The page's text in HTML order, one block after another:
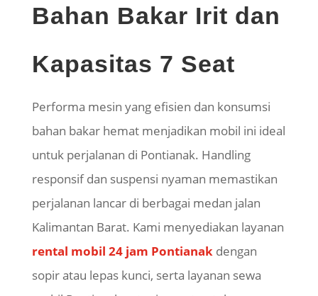
Bahan Bakar Irit dan
Kapasitas 7 Seat
Performa mesin yang efisien dan konsumsi
bahan bakar hemat menjadikan mobil ini ideal
untuk perjalanan di Pontianak. Handling
responsif dan suspensi nyaman memastikan
perjalanan lancar di berbagai medan jalan
Kalimantan Barat. Kami menyediakan layanan
rental mobil 24 jam Pontianakdengan
sopir atau lepas kunci, serta layanan sewa